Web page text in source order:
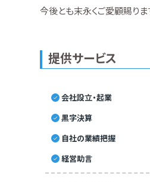
今後とも末永くご愛顧賜りま
提供サービス
会社設立・起業
黒字決算
自社の業績把握
経営助言